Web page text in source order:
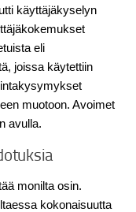
käyttäjäkyselyn
eli
joissa käytettiin
muotoon. Avoimet
avulla.
monilta osin.
kokonaisuutta